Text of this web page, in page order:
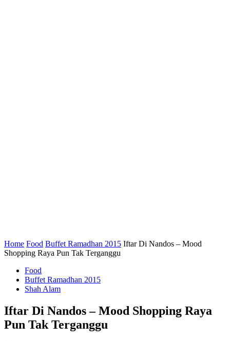
Home Food Buffet Ramadhan 2015 Iftar Di Nandos – Mood
Shopping Raya Pun Tak Terganggu
Food
Buffet Ramadhan 2015
Shah Alam
Iftar Di Nandos – Mood Shopping Raya
Pun Tak Terganggu